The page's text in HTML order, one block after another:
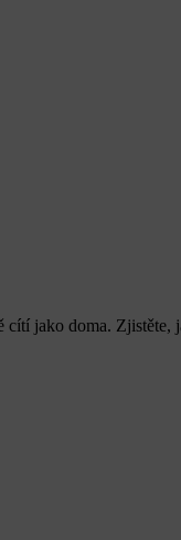
cítí jako doma. Zjistěte,